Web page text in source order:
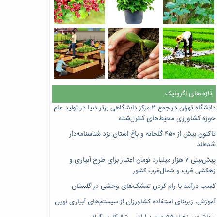
تازه های اگرونیک
دانشگاه تهران در جمع ۳ مرکز دانشگاهی برتر دنیا در تولید علم
حوزه کشاورزی محیط‌های کنترل‌شده
تاکنون بیش از ۴۵۰ گلخانه و باغ استان یزد شناسنامه‌دار
شده‌اند
پیش‌بینی ۷‌ هزار میلیارد تومان اعتبار برای طرح آبیاری و
زهکشی غرب و شمال‌غرب کشور
کسب درآمد با رام کردن تمشک‌های وحشی در گلستان
آموزش، زیربنای استفاده کشاورزان از سیستم‌های آبیاری نوین